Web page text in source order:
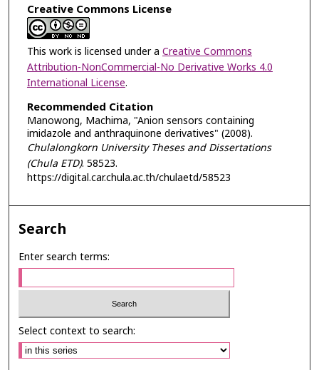
Creative Commons License
This work is licensed under a Creative Commons
Attribution-NonCommercial-No Derivative Works 4.0
International License.
Recommended Citation
Manowong, Machima, "Anion sensors containing
imidazole and anthraquinone derivatives" (2008).
Chulalongkorn University Theses and Dissertations
(Chula ETD). 58523.
https://digital.car.chula.ac.th/chulaetd/58523
Search
Enter search terms:
Select context to search: